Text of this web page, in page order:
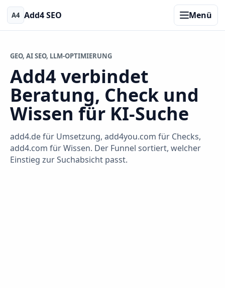
A4 Add4 SEO Menü
GEO, AI SEO, LLM-OPTIMIERUNG
Add4 verbindet
Beratung, Check und
Wissen für KI-Suche
add4.de für Umsetzung, add4you.com für Checks,
add4.com für Wissen. Der Funnel sortiert, welcher
Einstieg zur Suchabsicht passt.